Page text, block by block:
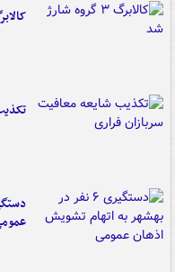
کالابرگ ۳